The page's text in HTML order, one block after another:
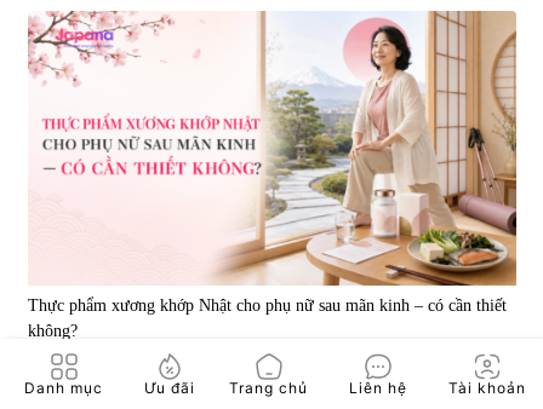
Danh mục Ưu đãi Trang chủ Liên hệ Tài khoản
Viên uống bổ gan Ribeto Shoji
Hepaclean 60 viên
690.000 đ
Viên uống hỗ trợ cải thiện thoát
vị đĩa đệm Kyoto Has 30 viên
| 14.560
1.600.000 đ
Viên uống hỗ trợ giấc ngủ Fujina
Sleepy Nhật Bản 80 viên
Viên uống phòng ngừa & hỗ trợ
điều trị đột quỵ Biken Kinase
Thực phẩm xương khớp Nhật cho phụ nữ sau mãn kinh – có cần thiết
không?
20
08/08/2026